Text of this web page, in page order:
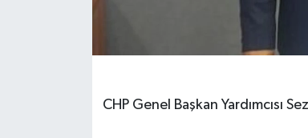
CHP Genel Başkan Yardımcısı